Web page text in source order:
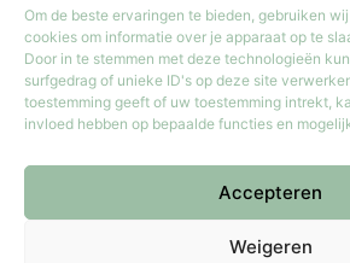
Om de beste ervaringen te bieden, gebruiken
cookies om informatie over je apparaat op te
Door in te stemmen met deze technologieën
surfgedrag of unieke ID's op deze site
toestemming geeft of uw toestemming intrekt,
invloed hebben op bepaalde functies en
Accepteren
Weigeren
Maandag
Dinsdag t/m vrijdag
Zondag
Iedere laatste zondag van de maand van
Copyright © 2026 Meester Mokka -